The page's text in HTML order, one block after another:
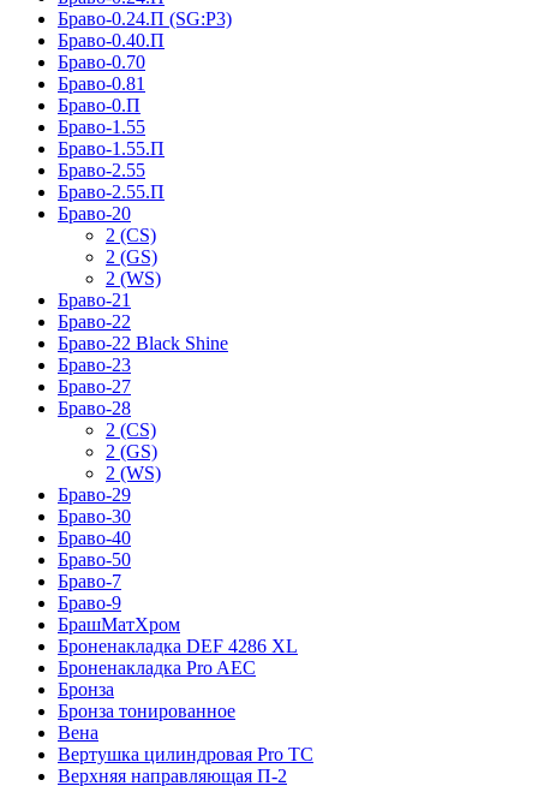
Браво-0.24.П (SG:P3)
Браво-0.40.П
Браво-0.70
Браво-0.81
Браво-0.П
Браво-1.55
Браво-1.55.П
Браво-2.55
Браво-2.55.П
Браво-20
2 (CS)
2 (GS)
2 (WS)
Браво-21
Браво-22
Браво-22 Black Shine
Браво-23
Браво-27
Браво-28
2 (CS)
2 (GS)
2 (WS)
Браво-29
Браво-30
Браво-40
Браво-50
Браво-7
Браво-9
БрашМатХром
Броненакладка DEF 4286 XL
Броненакладка Pro AEC
Бронза
Бронза тонированное
Вена
Вертушка цилиндровая Pro TC
Верхняя направляющая П-2